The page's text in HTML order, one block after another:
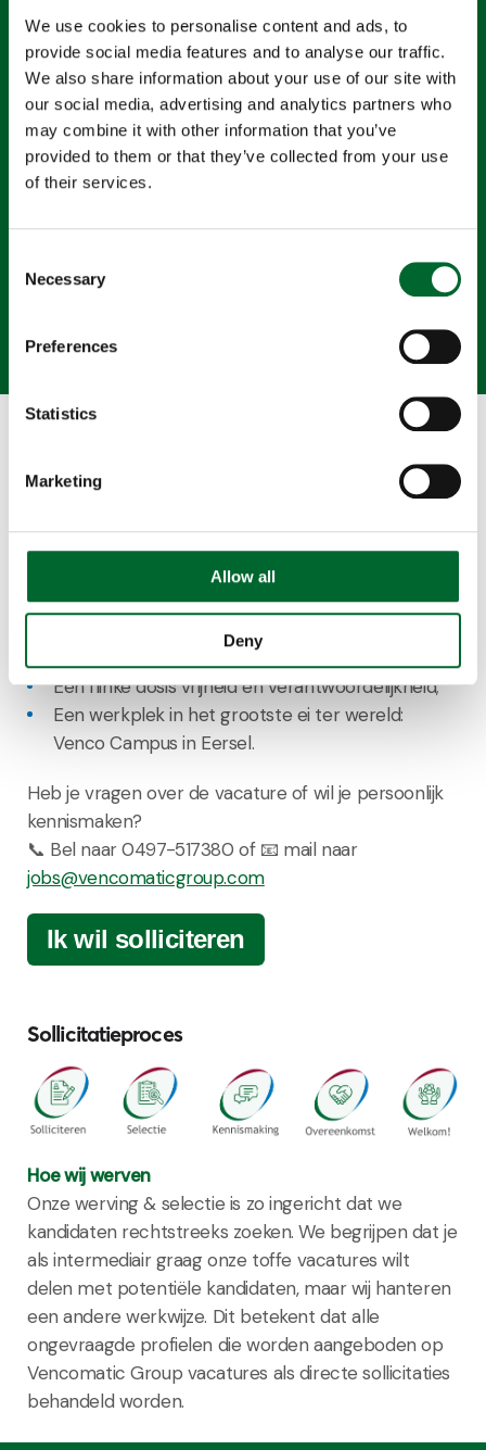
We use cookies to personalise content and ads, to
provide social media features and to analyse our traffic.
We also share information about your use of our site with
our social media, advertising and analytics partners who
may combine it with other information that you’ve
provided to them or that they’ve collected from your use
of their services.
Selection
Necessary
Preferences
Statistics
Marketing
Allow all
Deny
Blijven ontwikkelen
Grijp de kans om te groeien door relevante trainingen of
cursussen te volgen
We werken hard, maar weten ook hoe we een feestje
moeten bouwen
Ons aanbod
(bij een fulltime dienstverband);
VencoFIT-vergoeding om jouw gezondheid te
stimuleren;
Groeimogelijkheden met cursussen en
Een flinke dosis vrijheid en verantwoordelijkheid;
Een werkplek in het grootste ei ter wereld:
Venco Campus in Eersel.
Heb je vragen over de vacature of wil je persoonlijk
kennismaken?
📞 Bel naar 0497-517380 of 📧 mail naar
jobs@vencomaticgroup.com
Ik wil solliciteren
Sollicitatieproces
Hoe wij werven
Onze werving & selectie is zo ingericht dat we
kandidaten rechtstreeks zoeken. We begrijpen dat je
als intermediair graag onze toffe vacatures wilt
delen met potentiële kandidaten, maar wij hanteren
een andere werkwijze. Dit betekent dat alle
ongevraagde profielen die worden aangeboden op
Vencomatic Group vacatures als directe sollicitaties
behandeld worden.